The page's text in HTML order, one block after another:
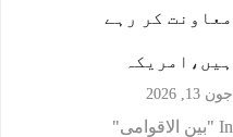
معاونت کر رہے
ہیں،امریکہ
جون 13, 2026
In "بین الاقوامی"